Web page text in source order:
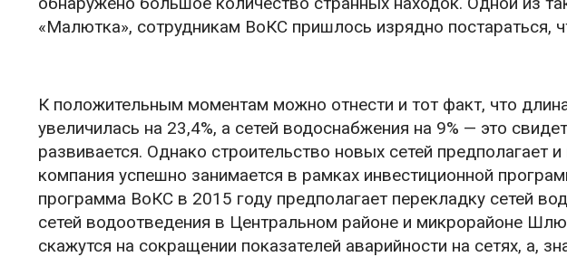
«Малютка», сотрудникам ВоКС пришлось изрядно постараться,
К положительным моментам можно отнести и тот факт, что
увеличилась на 23,4%, а сетей водоснабжения на 9% — это
развивается. Однако строительство новых сетей предполагает
компания успешно занимается в рамках инвестиционной
программа ВоКС в 2015 году предполагает перекладку сетей
сетей водоотведения в Центральном районе и микрорайоне
скажутся на сокращении показателей аварийности на сетях, а,